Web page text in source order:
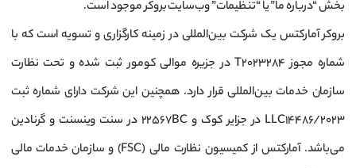
بخش “درباره ما” یا “تنظیمات” وب‌سایت بروکر موجود است.
بروکر آمارکتس یک شرکت بین‌المللی در زمینه کارگزاری و تسویه است که با
شماره مجوز T2023284 در جزیره موالی کومور ثبت شده و تحت نظارت
سازمان خدمات بین‌المللی قرار دارد. همچنین این شرکت دارای شماره ثبت
LLC14486/2023 در جزایر کوک و 22567BC در سنت وینسنت و گرنادین
می‌باشد. آمارکتس از کمیسیون نظارت مالی (FSC) و سازمان خدمات مالی